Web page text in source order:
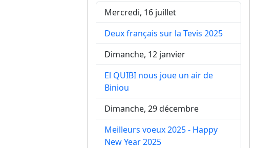
Mercredi, 16 juillet
Deux français sur la Tevis 2025
Dimanche, 12 janvier
El QUIBI nous joue un air de
Biniou
Dimanche, 29 décembre
Meilleurs voeux 2025 - Happy
New Year 2025